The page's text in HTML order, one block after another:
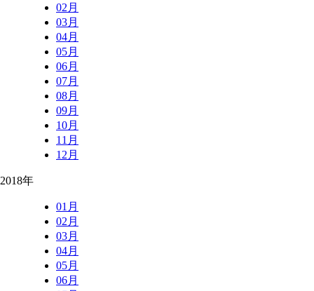
02月
03月
04月
05月
06月
07月
08月
09月
10月
11月
12月
2018年
01月
02月
03月
04月
05月
06月